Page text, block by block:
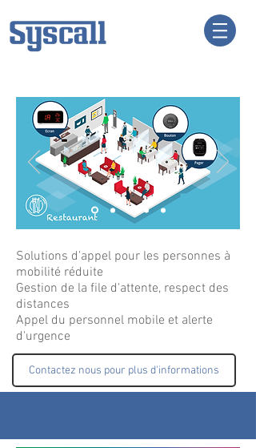
Solutions d'appel pour les personnes à
mobilité réduite
Gestion de la file d'attente, respect des
distances
Appel du personnel mobile et alerte
d'urgence
Contactez nous pour plus d'informations